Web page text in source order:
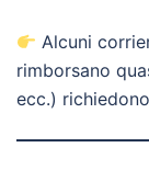
Alcuni
rimborsano
ecc.)